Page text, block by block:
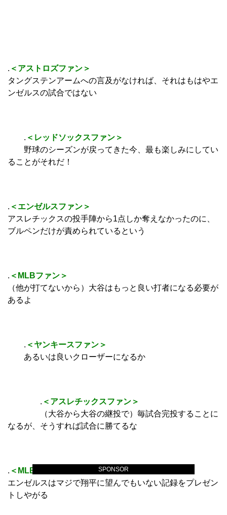
SPONSOR
. ＜アストロズファン＞
タングステンアームへの言及がなければ、それはもはやエ
ンゼルスの試合ではない
. ＜レッドソックスファン＞
野球のシーズンが戻ってきた今、最も楽しみにしてい
ることがそれだ！
. ＜エンゼルスファン＞
アスレチックスの投手陣から1点しか奪えなかったのに、
ブルペンだけが責められているという
. ＜MLBファン＞
（他が打てないから）大谷はもっと良い打者になる必要が
あるよ
. ＜ヤンキースファン＞
あるいは良いクローザーになるか
. ＜アスレチックスファン＞
（大谷から大谷の継投で）毎試合完投することに
なるが、そうすれば試合に勝てるな
. ＜MLBファン＞
エンゼルスはマジで翔平に望んでもいない記録をプレゼン
トしやがる